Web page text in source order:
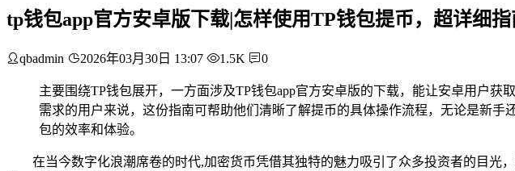
tp钱包app官方安卓版下载|怎样使用TP钱包提币，超详细指
qbadmin 2026年03月30日 13:07 1.5K 0
主要围绕TP钱包展开，一方面涉及TP钱包app官方安卓版的下载，能让安卓用户获
需求的用户来说，这份指南可帮助他们清晰了解提币的具体操作流程，无论是新
包的效率和体验。
在当今数字化浪潮席卷的时代,加密货币凭借其独特的魅力吸引了众多投资者的目